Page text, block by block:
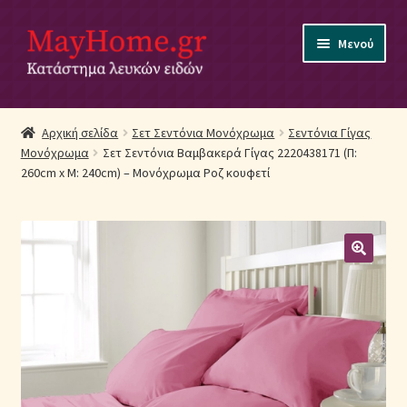
Απευθείας
μετάβαση
στην
Μετάβαση
σε
περιεχόμενο
Μενού
Αρχική
Ακύρωση Παραγγελίας
Βρεφικά Λευκά Είδη
Επικοινωνία
Επιστροφές Προϊόντων
Η εταιρία μας
Αρχική σελίδα Σετ Σεντόνια Μονόχρωμα
Σεντόνια Γίγας
Μονόχρωμα
Σετ Σεντόνια Βαμβακερά Γίγας 2220438171 (Π:
260cm x Μ: 240cm) – Μονόχρωμα Ροζ κουφετί